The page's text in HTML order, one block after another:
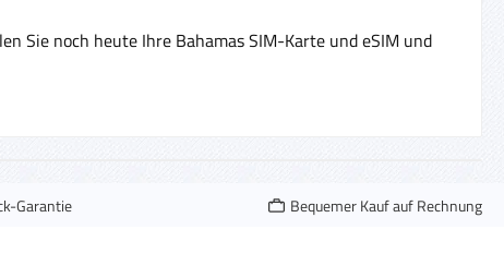
Sie noch heute Ihre Bahamas SIM-Karte und eSIM und
Garantie Bequemer Kauf auf Rechnung